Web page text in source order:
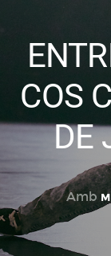
COS
DE
Amb